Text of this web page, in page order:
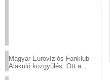
Magyar Eurovíziós Fanklub –
Alakuló közgyűlés: Ott a